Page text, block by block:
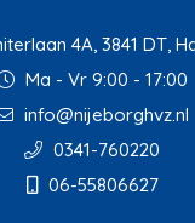
4A, 3841 DT,
Ma - Vr 9:00 - 17:00
info@nijeborghvz.nl
0341-760220
06-55806627